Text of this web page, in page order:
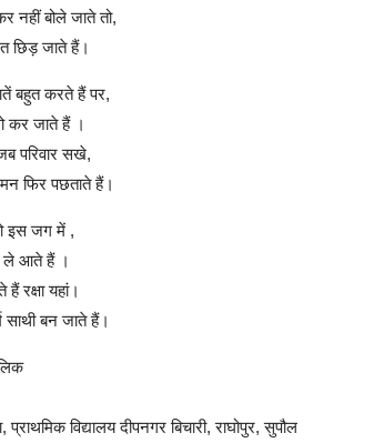
नहीं बोले जाते तो,
छिड़ जाते हैं।
बहुत करते हैं पर,
कर जाते हैं ।
परिवार सखे,
फिर पछताते हैं।
इस जग में ,
ले आते हैं ।
रक्षा यहां।
साथी बन जाते हैं।
प्राथमिक विद्यालय दीपनगर बिचारी, राघोपुर, सुपौल